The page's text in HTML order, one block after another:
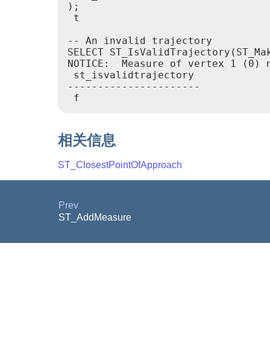
);
t
-- An invalid trajectory
SELECT
NOTICE:  Measure of vertex 1
st_isvalidtrajectory
----------------------
相关信息
ST_ClosestPointOfApproach
Prev
ST_AddMeasure